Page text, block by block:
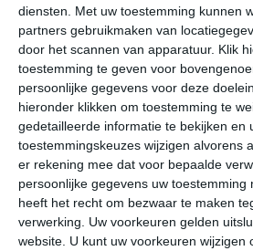
diensten.
Met uw toestemming kunnen
partners gebruikmaken van
door het scannen van apparatuur. Klik
toestemming te geven voor
persoonlijke gegevens voor deze
hieronder klikken om toestemming te
gedetailleerde informatie te bekijken en
toestemmingskeuzes wijzigen alvorens
er rekening mee dat voor bepaalde
persoonlijke gegevens uw toestemming
heeft het recht om bezwaar te maken
verwerking. Uw voorkeuren gelden
website. U kunt uw voorkeuren wijzigen
za
31°
zo ma
33° 22°
31°C 25°C 20°C
18:00 21:00 00:00